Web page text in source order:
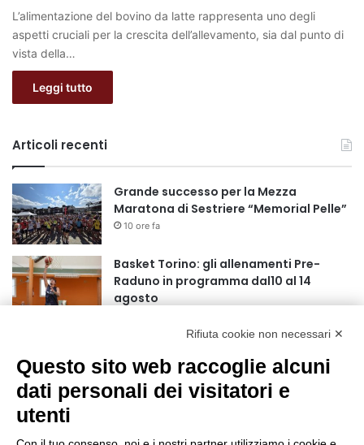
L’alimentazione del bovino da latte rappresenta uno degli
aspetti cruciali per la crescita dell’allevamento, sia dal punto di
vista della…
Leggi tutto
Articoli recenti
Grande successo per la Mezza
Maratona di Sestriere “Memorial Pelle”
10 ore fa
Basket Torino: gli allenamenti Pre-
Raduno in programma dal10 al 14
agosto
75 anni di INFN. La comunità, la storia, il
futuro della ricerca in fisica
fondamentale in Italia
18 ore fa
nel pieno della stagione turistica
Rifiuta cookie non necessari ✕
Questo sito web raccoglie alcuni
dati personali dei visitatori e
utenti